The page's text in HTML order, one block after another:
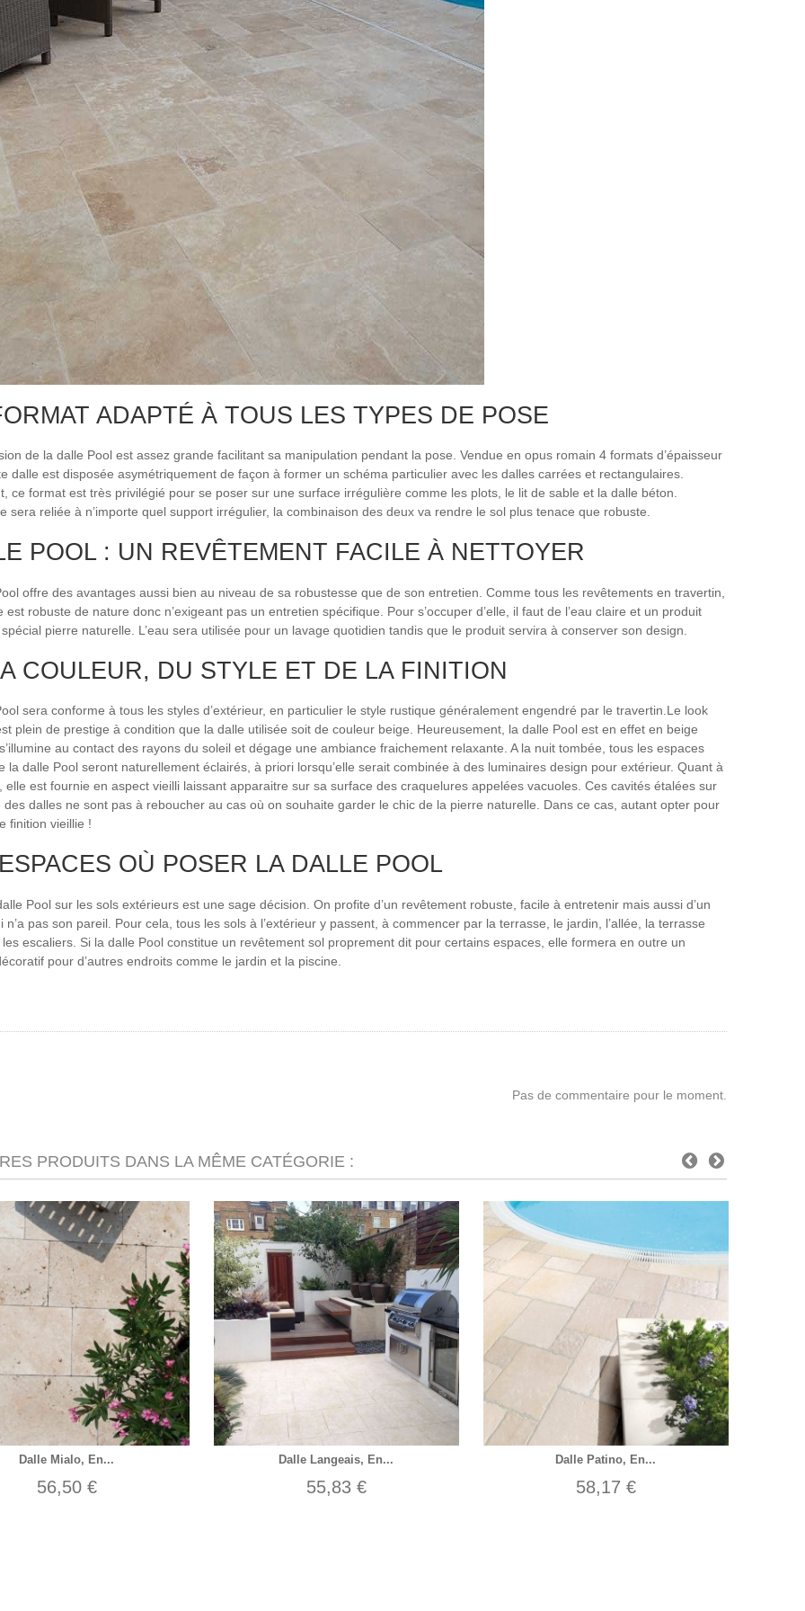
ADAPTÉ À TOUS LES TYPES DE POSE
de la dalle Pool est assez grande facilitant sa manipulation pendant la pose. Vendue en opus romain 4 formats d’épaisseur
dalle est disposée asymétriquement de façon à former un schéma particulier avec les dalles carrées et rectangulaires.
ce format est très privilégié pour se poser sur une surface irrégulière comme les plots, le lit de sable et la dalle béton.
sera reliée à n’importe quel support irrégulier, la combinaison des deux va rendre le sol plus tenace que robuste.
POOL : UN REVÊTEMENT FACILE À NETTOYER
offre des avantages aussi bien au niveau de sa robustesse que de son entretien. Comme tous les revêtements en travertin,
est robuste de nature donc n’exigeant pas un entretien spécifique. Pour s’occuper d’elle, il faut de l’eau claire et un produit
pierre naturelle. L’eau sera utilisée pour un lavage quotidien tandis que le produit servira à conserver son design.
COULEUR, DU STYLE ET DE LA FINITION
sera conforme à tous les styles d’extérieur, en particulier le style rustique généralement engendré par le travertin.Le look
plein de prestige à condition que la dalle utilisée soit de couleur beige. Heureusement, la dalle Pool est en effet en beige
au contact des rayons du soleil et dégage une ambiance fraichement relaxante. A la nuit tombée, tous les espaces
la dalle Pool seront naturellement éclairés, à priori lorsqu’elle serait combinée à des luminaires design pour extérieur. Quant à
elle est fournie en aspect vieilli laissant apparaitre sur sa surface des craquelures appelées vacuoles. Ces cavités étalées sur
des dalles ne sont pas à reboucher au cas où on souhaite garder le chic de la pierre naturelle. Dans ce cas, autant opter pour
finition vieillie !
OÙ POSER LA DALLE POOL
Pool sur les sols extérieurs est une sage décision. On profite d’un revêtement robuste, facile à entretenir mais aussi d’un
n’a pas son pareil. Pour cela, tous les sols à l’extérieur y passent, à commencer par la terrasse, le jardin, l’allée, la terrasse
escaliers. Si la dalle Pool constitue un revêtement sol proprement dit pour certains espaces, elle formera en outre un
pour d’autres endroits comme le jardin et la piscine.
Pas de commentaire pour le moment.
PRODUITS DANS LA MÊME CATÉGORIE :
Dalle Mialo, En...
56,50 €
Dalle Langeais, En...
55,83 €
Dalle Patino, En...
58,17 €